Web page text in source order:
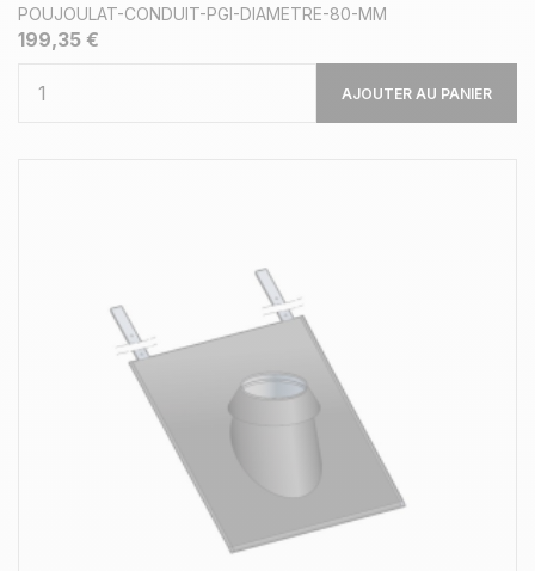
POUJOULAT-CONDUIT-PGI-DIAMETRE-80-MM
199,35 €
AJOUTER AU PANIER